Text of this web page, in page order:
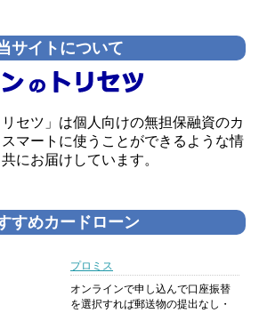
サイトについて
リセツ」は個人向けの無担保融資のカ
マートに使うことができるような情
にお届けしています。
すめカードローン
プロミス
オンラインで申し込んで口座振替
を選択すれば郵送物の提出なし・